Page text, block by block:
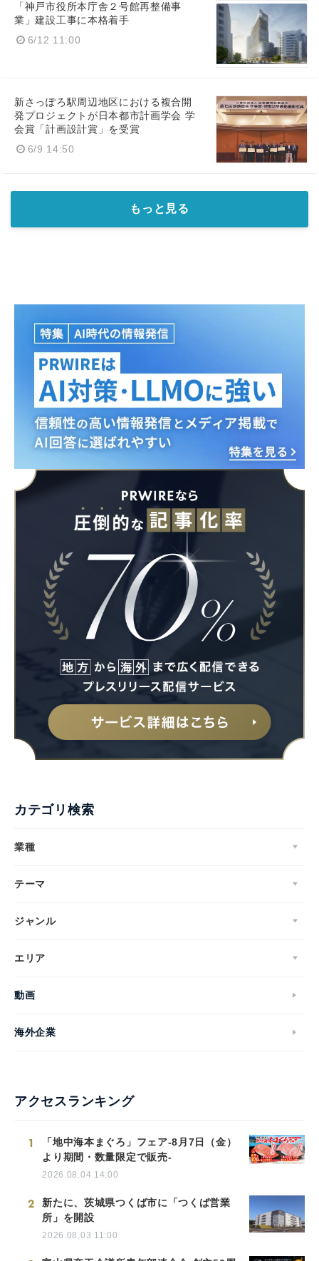
「神戸市役所本庁舎２号館再整備事
業」建設工事に本格着手
6/12 11:00
新さっぽろ駅周辺地区における複合開
発プロジェクトが日本都市計画学会 学
会賞「計画設計賞」を受賞
6/9 14:50
もっと見る
カテゴリ検索
業種
テーマ
ジャンル
エリア
動画
海外企業
アクセスランキング
1
「地中海本まぐろ」フェア-8月7日（金）
より期間・数量限定で販売-
2026.08.04 14:00
2
新たに、茨城県つくば市に「つくば営業
所」を開設
2026.08.03 11:00